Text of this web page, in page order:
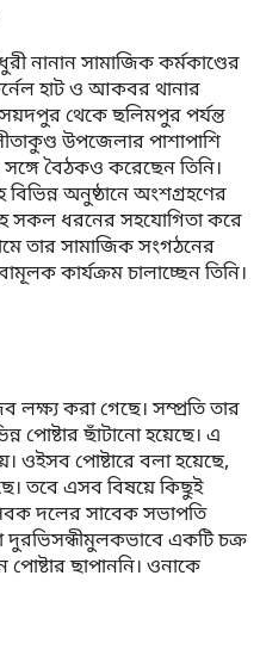
নানান সামাজিক কর্মকাণ্ডের
হাট ও আকবর থানার
থেকে ছলিমপুর পর্যন্ত
উপজেলার পাশাপাশি
বৈঠকও করেছেন তিনি।
বিভিন্ন অনুষ্ঠানে অংশগ্রহণের
সকল ধরনের সহযোগিতা করে
তার সামাজিক সংগঠনের
কার্যক্রম চালাচ্ছেন তিনি।
করা গেছে। সম্প্রতি তার
পোষ্টার ছাঁটানো হয়েছে। এ
ওইসব পোষ্টারে বলা হয়েছে,
তবে এসব বিষয়ে কিছুই
দলের সাবেক সভাপতি
একটি চক্র
ছাপাননি। ওনাকে